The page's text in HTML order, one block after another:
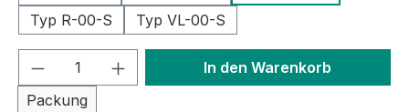
Typ R-00-S
Typ VL-00-S
Produkt Anzahl: Gib den
Packung
In den Warenkorb